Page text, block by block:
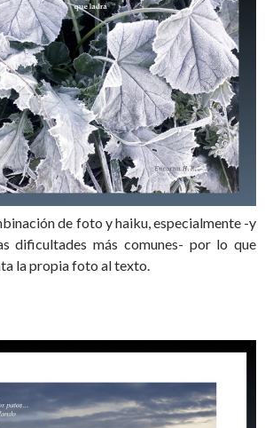
de foto y haiku, especialmente -y
dificultades más comunes- por lo que
la propia foto al texto.